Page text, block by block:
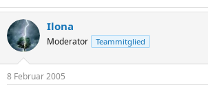
Ilona
Moderator Teammitglied
8 Februar 2005